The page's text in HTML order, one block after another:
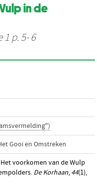
in de
1 p. 5- 6
Gooi en Omstreken
Het voorkomen van de Wulp
De Korhaan, 44(1),